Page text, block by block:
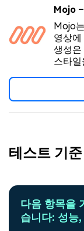
Mojo
Mojo
영상
생성은
스타일
테스트 기준
다음 항목을
습니다: 성능,